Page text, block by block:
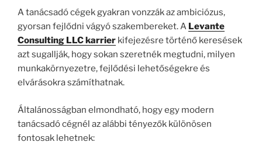
A tanácsadó cégek gyakran vonzzák az ambiciózus,
gyorsan fejlődni vágyó szakembereket. A Levante
Consulting LLC karrier kifejezésre történő keresések
azt sugallják, hogy sokan szeretnék megtudni, milyen
munkakörnyezetre, fejlődési lehetőségekre és
elvárásokra számíthatnak.
Általánosságban elmondható, hogy egy modern
tanácsadó cégnél az alábbi tényezők különösen
fontosak lehetnek: